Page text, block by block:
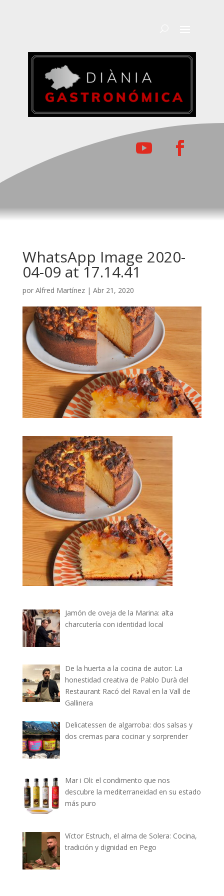
WhatsApp Image 2020-
04-09 at 17.14.41
por Alfred Martínez| Abr 21, 2020
Jamón de oveja de la Marina: alta
charcutería con identidad local
De la huerta a la cocina de autor: La
honestidad creativa de Pablo Durà del
Restaurant Racó del Raval en la Vall de
Gallinera
Delicatessen de algarroba: dos salsas y
dos cremas para cocinar y sorprender
Mar i Oli: el condimento que nos
descubre la mediterraneidad en su estado
más puro
Víctor Estruch, el alma de Solera: Cocina,
tradición y dignidad en Pego